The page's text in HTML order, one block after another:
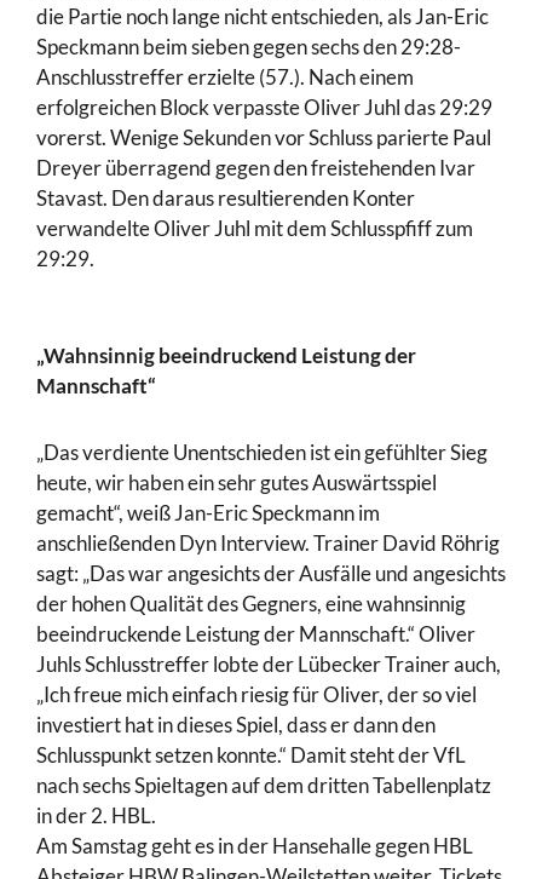
die Partie noch lange nicht entschieden, als Jan-Eric
Speckmann beim sieben gegen sechs den 29:28-
Anschlusstreffer erzielte (57.). Nach einem
erfolgreichen Block verpasste Oliver Juhl das 29:29
vorerst. Wenige Sekunden vor Schluss parierte Paul
Dreyer überragend gegen den freistehenden Ivar
Stavast. Den daraus resultierenden Konter
verwandelte Oliver Juhl mit dem Schlusspfiff zum
29:29.
„Wahnsinnig beeindruckend Leistung der
Mannschaft“
„Das verdiente Unentschieden ist ein gefühlter Sieg
heute, wir haben ein sehr gutes Auswärtsspiel
gemacht“, weiß Jan-Eric Speckmann im
anschließenden Dyn Interview. Trainer David Röhrig
sagt: „Das war angesichts der Ausfälle und angesichts
der hohen Qualität des Gegners, eine wahnsinnig
beeindruckende Leistung der Mannschaft.“ Oliver
Juhls Schlusstreffer lobte der Lübecker Trainer auch,
„Ich freue mich einfach riesig für Oliver, der so viel
investiert hat in dieses Spiel, dass er dann den
Schlusspunkt setzen konnte.“ Damit steht der VfL
nach sechs Spieltagen auf dem dritten Tabellenplatz
in der 2. HBL.
Am Samstag geht es in der Hansehalle gegen HBL